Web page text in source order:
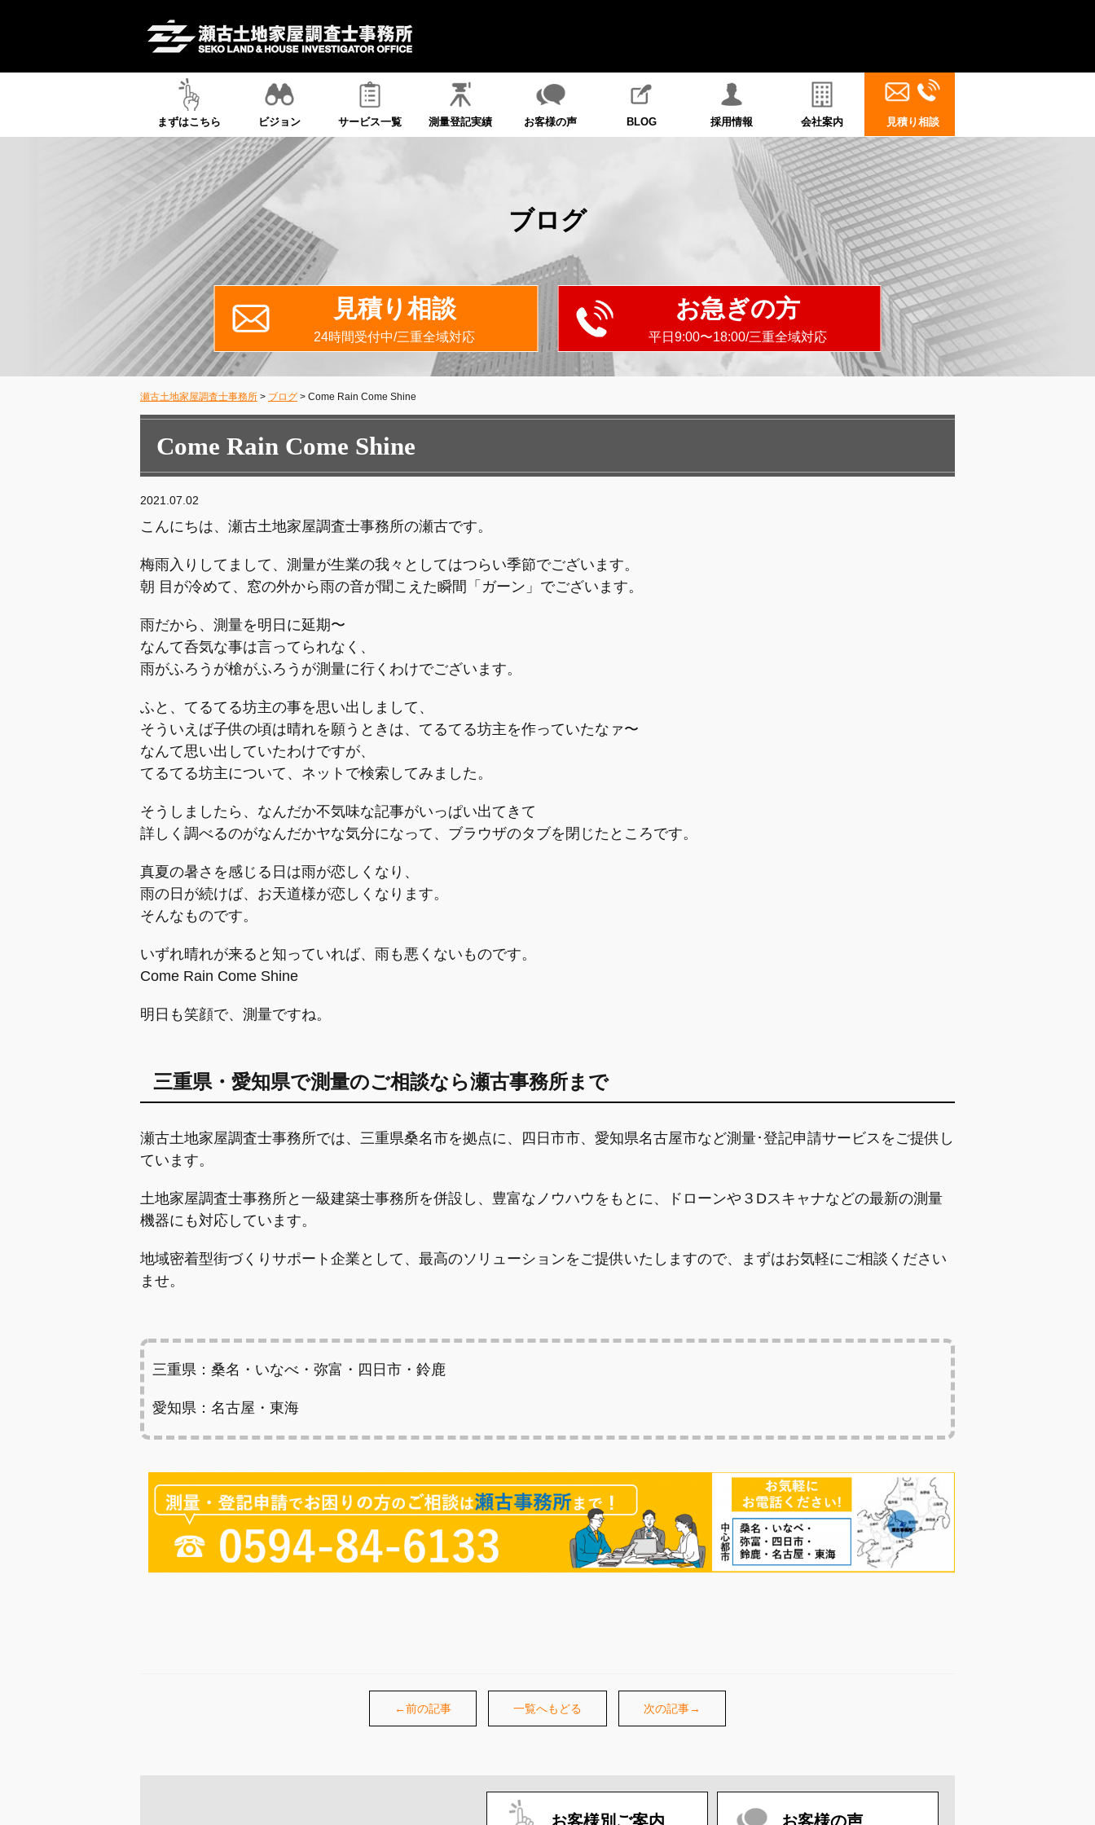
まずはこちら ビジョン サービス一覧 測量登記実績 お客様の声 BLOG 採用情報 会社案内 見積り相談
ブログ
見積り相談
24時間受付中/三重全域対応
お急ぎの方
平日9:00〜18:00/三重全域対応
瀬古土地家屋調査士事務所 > ブログ > Come Rain Come Shine
Come Rain Come Shine
2021.07.02
こんにちは、瀬古土地家屋調査士事務所の瀬古です。
梅雨入りしてまして、測量が生業の我々としてはつらい季節でございます。
朝 目が冷めて、窓の外から雨の音が聞こえた瞬間「ガーン」でございます。
雨だから、測量を明日に延期〜
なんて呑気な事は言ってられなく、
雨がふろうが槍がふろうが測量に行くわけでございます。
ふと、てるてる坊主の事を思い出しまして、
そういえば子供の頃は晴れを願うときは、てるてる坊主を作っていたなァ〜
なんて思い出していたわけですが、
てるてる坊主について、ネットで検索してみました。
そうしましたら、なんだか不気味な記事がいっぱい出てきて
詳しく調べるのがなんだかヤな気分になって、ブラウザのタブを閉じたところです。
真夏の暑さを感じる日は雨が恋しくなり、
雨の日が続けば、お天道様が恋しくなります。
そんなものです。
いずれ晴れが来ると知っていれば、雨も悪くないものです。
Come Rain Come Shine
明日も笑顔で、測量ですね。
三重県・愛知県で測量のご相談なら瀬古事務所まで
瀬古土地家屋調査士事務所では、三重県桑名市を拠点に、四日市市、愛知県名古屋市など測量･登記申請サービスをご提供し
ています。
土地家屋調査士事務所と一級建築士事務所を併設し、豊富なノウハウをもとに、ドローンや３Dスキャナなどの最新の測量
機器にも対応しています。
地域密着型街づくりサポート企業として、最高のソリューションをご提供いたしますので、まずはお気軽にご相談ください
ませ。
三重県：桑名・いなべ・弥富・四日市・鈴鹿
愛知県：名古屋・東海
←前の記事 一覧へもどる 次の記事→
お客様別ご案内 お客様の声